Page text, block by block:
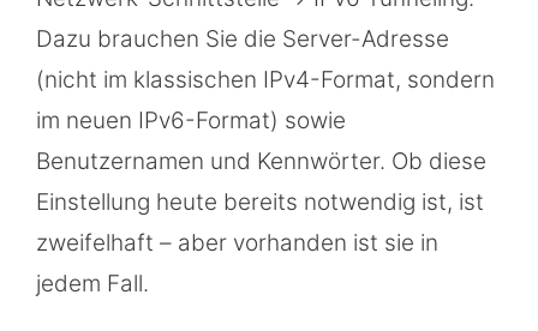
Dazu brauchen Sie die Server-Adresse
(nicht im klassischen IPv4-Format, sondern
im neuen IPv6-Format) sowie
Benutzernamen und Kennwörter. Ob diese
Einstellung heute bereits notwendig ist, ist
zweifelhaft – aber vorhanden ist sie in
jedem Fall.